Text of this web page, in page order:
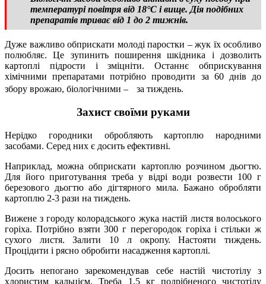
температурі повітря від 18°С і вище. Дія подібних
препаратів триває від 1 до 2 тижнів.
Дуже важливо обприскати молоді паростки – жук їх особливо
полюбляє. Це зупинить поширення шкідника і дозволить
картоплі підрости і зміцніти. Останнє обприскування
хімічними препаратами потрібно проводити за 60 днів до
збору врожаю, біологічними – за тиждень.
Захист своїми руками
Нерідко городники обробляють картоплю народними
засобами. Серед них є досить ефективні.
Наприклад, можна обприскати картоплю розчином дьогтю.
Для його приготування треба у відрі води розвести 100 г
березового дьогтю або дігтярного мила. Бажано обробляти
картоплю 2-3 рази на тиждень.
Вижене з городу колорадського жука настій листя волоського
горіха. Потрібно взяти 300 г перегородок горіха і стільки ж
сухого листя. Залити 10 л окропу. Настояти тиждень.
Процідити і рясно обробити насадження картоплі.
Досить непогано зарекомендував себе настій чистотілу з
хлористим кальцієм. Треба 1,5 кг подрібненого чистотілу